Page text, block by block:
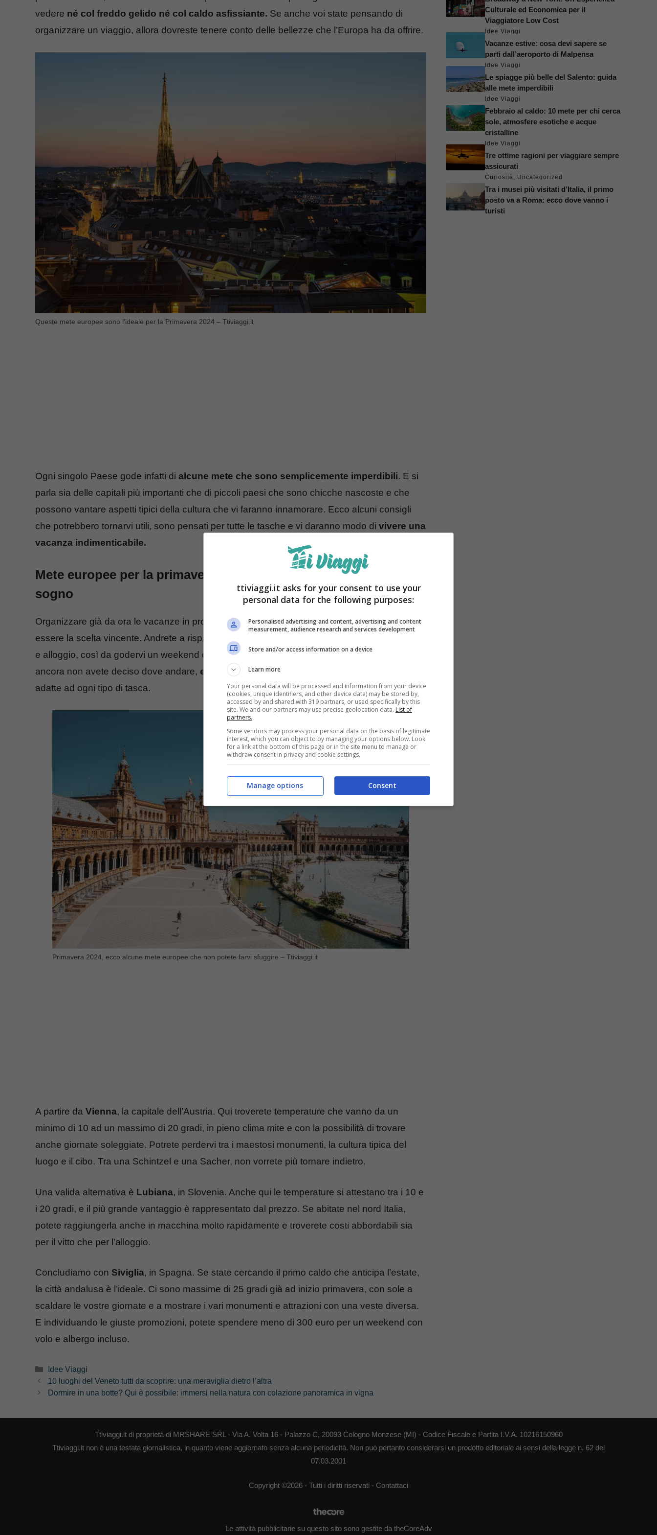
vedere né col freddo gelido né col caldo asfissiante. Se anche voi state pensando di
organizzare un viaggio, allora dovreste tenere conto delle bellezze che l’Europa ha da offrire.
Queste mete europee sono l’ideale per la Primavera 2024 – Ttiviaggi.it
Ogni singolo Paese gode infatti di alcune mete che sono semplicemente imperdibili. E si
parla sia delle capitali più importanti che di piccoli paesi che sono chicche nascoste e che
possono vantare aspetti tipici della cultura che vi faranno innamorare. Ecco alcuni consigli
che potrebbero tornarvi utili, sono pensati per tutte le tasche e vi daranno modo di vivere una
vacanza indimenticabile.
Mete europee per la primavera 2024: vivrete una vacanza da
sogno
Organizzare già da ora le vacanze in programma per la primavera del 2024potrebbe
essere la scelta vincente. Andrete a risparmiare anche diverse decine di euro sul costo di voli
e alloggio, così da godervi un weekend da sogno senza dover spendere un capitale. Se
ancora non avete deciso dove andare, ecco alcune delle mete europee perfette
adatte ad ogni tipo di tasca.
Primavera 2024, ecco alcune mete europee che non potete farvi sfuggire – Ttiviaggi.it
A partire da Vienna, la capitale dell’Austria. Qui troverete temperature che vanno da un
minimo di 10 ad un massimo di 20 gradi, in pieno clima mite e con la possibilità di trovare
anche giornate soleggiate. Potrete perdervi tra i maestosi monumenti, la cultura tipica del
luogo e il cibo. Tra una Schintzel e una Sacher, non vorrete più tornare indietro.
Una valida alternativa è Lubiana, in Slovenia. Anche qui le temperature si attestano tra i 10 e
i 20 gradi, e il più grande vantaggio è rappresentato dal prezzo. Se abitate nel nord Italia,
potete raggiungerla anche in macchina molto rapidamente e troverete costi abbordabili sia
per il vitto che per l’alloggio.
Concludiamo con Siviglia, in Spagna. Se state cercando il primo caldo che anticipa l’estate,
la città andalusa è l’ideale. Ci sono massime di 25 gradi già ad inizio primavera, con sole a
scaldare le vostre giornate e a mostrare i vari monumenti e attrazioni con una veste diversa.
E individuando le giuste promozioni, potete spendere meno di 300 euro per un weekend con
volo e albergo incluso.
Categorie
Idee Viaggi
10 luoghi del Veneto tutti da scoprire: una meraviglia dietro l’altra
Dormire in una botte? Qui è possibile: immersi nella natura con colazione panoramica in vigna
Culturale ed Economica per il
Viaggiatore Low Cost
Idee Viaggi
Vacanze estive: cosa devi sapere se
parti dall’aeroporto di Malpensa
Idee Viaggi
Le spiagge più belle del Salento: guida
alle mete imperdibili
Idee Viaggi
Febbraio al caldo: 10 mete per chi cerca
sole, atmosfere esotiche e acque
cristalline
Idee Viaggi
Tre ottime ragioni per viaggiare sempre
assicurati
Curiosità, Uncategorized
Tra i musei più visitati d’Italia, il primo
posto va a Roma: ecco dove vanno i
turisti
Ttiviaggi.it di proprietà di MRSHARE SRL - Via A. Volta 16 - Palazzo C, 20093 Cologno Monzese (MI) - Codice Fiscale e Partita I.V.A. 10216150960
Ttiviaggi.it non è una testata giornalistica, in quanto viene aggiornato senza alcuna periodicità. Non può pertanto considerarsi un prodotto editoriale ai sensi della legge n. 62 del
07.03.2001
Copyright ©2026 - Tutti i diritti riservati - Contattaci
Le attività pubblicitarie su questo sito sono gestite da theCoreAdv
ttiviaggi.it asks for your consent to use your
personal data for the following purposes:
Personalised advertising and content, advertising and content
measurement, audience research and services development
Store and/or access information on a device
Learn more
Your personal data will be processed and information from your device
(cookies, unique identifiers, and other device data) may be stored by,
accessed by and shared with 319 partners, or used specifically by this
site. We and our partners may use precise geolocation data. List of
partners.
Some vendors may process your personal data on the basis of legitimate
interest, which you can object to by managing your options below. Look
for a link at the bottom of this page or in the site menu to manage or
withdraw consent in privacy and cookie settings.
Consent
Manage options